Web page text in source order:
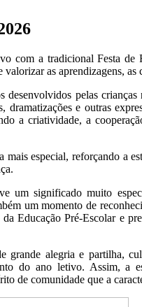
com a tradicional Festa
as aprendizagens,
desenvolvidos pelas
e outras
a criatividade, a
mais especial, reforçando a
um significado muito
um momento de
Educação Pré-Escolar e
alegria e partilha,
do ano letivo. Assim, a
de comunidade que a